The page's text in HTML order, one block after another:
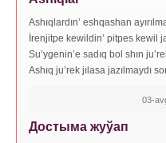
Ashıqlardın’ eshqashan
İrenjitpe kewildin’ pitpes kewil
Su’ygenin’e sadıq bol shın
Ashıq ju’rek jılasa jazılmaydı
03-
Достыма жуўап